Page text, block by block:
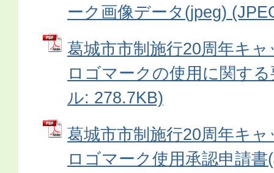
ーク画像データ(jpeg)
葛城市市制施行20周年キ
ロゴマークの使用に関す
ル: 278.7KB)
葛󠄀城市市制施行20周年キ
ロゴマーク使用承認申請